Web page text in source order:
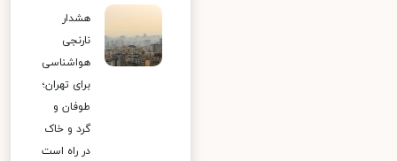
هشدار
نارنجی
هواشناسی
برای تهران؛
طوفان و
گرد و خاک
در راه است